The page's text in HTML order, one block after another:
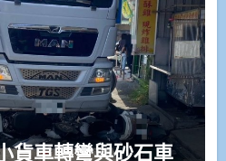
貨車轉彎與砂石車